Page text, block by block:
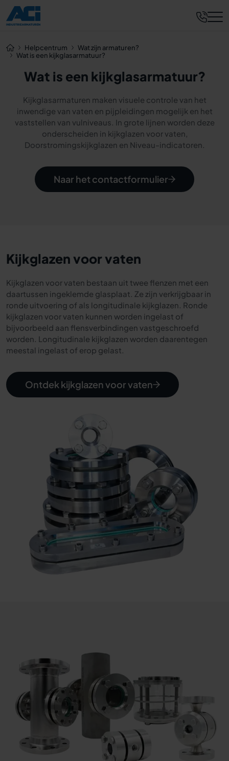
Helpcentrum
Wat zijn armaturen?
Wat is een kijkglasarmatuur?
Wat is een kijkglasarmatuur?
Kijkglasarmaturen maken visuele controle van het
inwendige van vaten en pijpleidingen mogelijk en het
vaststellen van vulniveaus. In grote lijnen worden deze
onderscheiden in kijkglazen voor vaten,
Doorstromingskijkglazen en Niveau-indicatoren.
Naar het contactformulier
Kijkglazen voor vaten
Kijkglazen voor vaten bestaan uit twee flenzen met een
daartussen ingeklemde glasplaat. Ze zijn verkrijgbaar in
ronde uitvoering of als longitudinale kijkglazen. Ronde
kijkglazen voor vaten kunnen worden ingelast of
bijvoorbeeld aan flensverbindingen vastgeschroefd
worden. Longitudinale kijkglazen worden daarentegen
meestal ingelast of erop gelast.
Ontdek kijkglazen voor vaten